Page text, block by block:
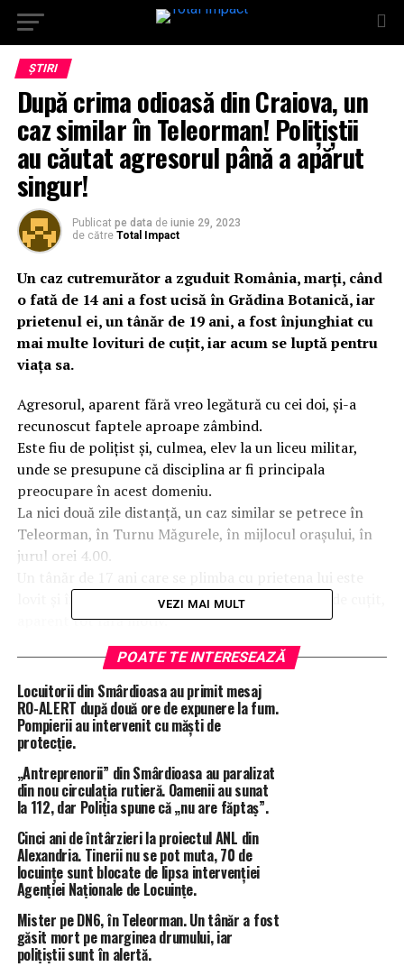
ȘTIRI
După crima odioasă din Craiova, un
caz similar în Teleorman! Polițiștii
au căutat agresorul până a apărut
singur!
Publicat pe data de iunie 29, 2023
de către Total Impact
Un caz cutremurător a zguduit România, marți, când
o fată de 14 ani a fost ucisă în Grădina Botanică, iar
prietenul ei, un tânăr de 19 ani, a fost înjunghiat cu
mai multe lovituri de cuțit, iar acum se luptă pentru
viața sa.
Agresorul, aparent fără vreo legătură cu cei doi, și-a
recunoscut faptele aproape zâmbind.
Este fiu de polițist și, culmea, elev la un liceu militar,
unde se presupune că disciplina ar fi principala
preocupare în acest domeniu.
La nici două zile distanță, un caz similar se petrece în
Teleorman, în Turnu Măgurele, în mijlocul orașului, în
jurul orei 4.00.
lovit și înjunghiat în spate cu mai multe lovituri de cuțit,
aparent tot fără motiv.
Adolescentul înjunghiat ajunge de urgență la un spital
din București, însă, din fericire, starea lui nu este la fel
de gravă ca a tânărului din Craiova.
Între timp, polițiștii din Teleorman identifică agresorii
ca fiind doi minori de 14 ani și respectiv 16 ani.
Deși au fost identificați, polițiștii nu i-au prins.
Unul dintre ei, cel de 14 ani, s-a prezentat singur în fața
anchetatorilor, însoțit de tatăl său și un avocat.
Mai bine de 24 de ore a fost căutat presupusul autor al
acestui atac fără explicație, însă, culmea, nimeni nu l-a
găsit deși se afla în zonă, iar Turnu Măgurele nu este
vreo metropolă în care ar fi nevoie de căutări
prelungite.
IPJ Teleorman a păstrat tăcerea și în acest caz. Nu a fost
transmis nici un.comunicat de presă cu privire la cele
întâmplate, deși, în acest moment, încadrarea juridică
VEZI MAI MULT
POATE TE INTERESEAZĂ
Locuitorii din Smârdioasa au primit mesaj
RO-ALERT după două ore de expunere la fum.
Pompierii au intervenit cu măști de
protecție.
„Antreprenorii” din Smârdioasa au paralizat
din nou circulația rutieră. Oamenii au sunat
la 112, dar Poliția spune că „nu are făptaș”.
Cinci ani de întârzieri la proiectul ANL din
Alexandria. Tinerii nu se pot muta, 70 de
locuințe sunt blocate de lipsa intervenției
Agenției Naționale de Locuințe.
Mister pe DN6, în Teleorman. Un tânăr a fost
găsit mort pe marginea drumului, iar
polițiștii sunt în alertă.